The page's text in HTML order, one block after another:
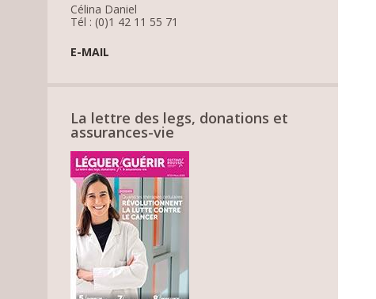
Célina Daniel
Tél : (0)1 42 11 55 71
E-MAIL
La lettre des legs, donations et
assurances-vie